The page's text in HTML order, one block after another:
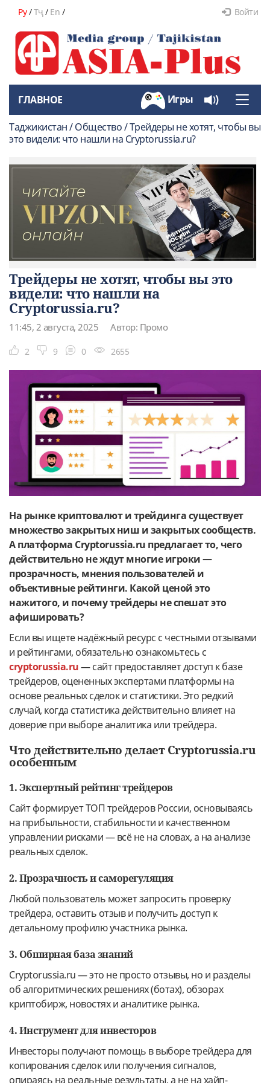
Ру/Тҷ/ En / Войти
Toggle
ГЛАВНОЕ Игры
Таджикистан / Общество / Трейдеры не хотят, чтобы вы
это видели: что нашли на Cryptorussia.ru?
Трейдеры не хотят, чтобы вы это
видели: что нашли на
Cryptorussia.ru?
11:45, 2 августа, 2025 Автор: Промо
2 9 0 2655
На рынке криптовалют и трейдинга существует
множество закрытых ниш и закрытых сообществ.
А платформа Cryptorussia.ru предлагает то, чего
действительно не ждут многие игроки —
прозрачность, мнения пользователей и
объективные рейтинги. Какой ценой это
нажитого, и почему трейдеры не спешат это
афишировать?
Если вы ищете надёжный ресурс с честными отзывами
и рейтингами, обязательно ознакомьтесь с
cryptorussia.ru— сайт предоставляет доступ к базе
трейдеров, оцененных экспертами платформы на
основе реальных сделок и статистики. Это редкий
случай, когда статистика действительно влияет на
доверие при выборе аналитика или трейдера.
Что действительно делает Cryptorussia.ru
особенным
1. Экспертный рейтинг трейдеров
Сайт формирует ТОП трейдеров России, основываясь
на прибыльности, стабильности и качественном
управлении рисками — всё не на словах, а на анализе
реальных сделок.
2. Прозрачность и саморегуляция
Любой пользователь может запросить проверку
трейдера, оставить отзыв и получить доступ к
детальному профилю участника рынка.
3. Обширная база знаний
Cryptorussia.ru — это не просто отзывы, но и разделы
об алгоритмических решениях (ботах), обзорах
криптобирж, новостях и аналитике рынка.
4. Инструмент для инвесторов
Инвесторы получают помощь в выборе трейдера для
копирования сделок или получения сигналов,
опираясь на реальные результаты, а не на хайп-